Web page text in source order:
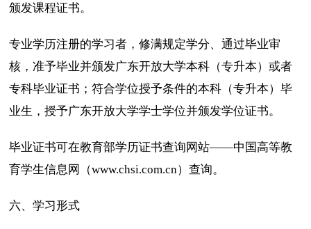
颁发课程证书。
专业学历注册的学习者，修满规定学分、通过毕业审
核，准予毕业并颁发广东开放大学本科（专升本）或者
专科毕业证书；符合学位授予条件的本科（专升本）毕
业生，授予广东开放大学学士学位并颁发学位证书。
毕业证书可在教育部学历证书查询网站——中国高等教
育学生信息网（www.chsi.com.cn）查询。
六、学习形式